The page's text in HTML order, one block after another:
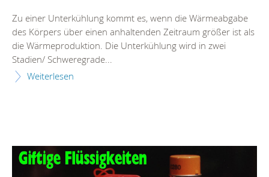
Zu einer Unterkühlung kommt es, wenn die Wärmeabgabe
des Körpers über einen anhaltenden Zeitraum größer ist als
die Wärmeproduktion. Die Unterkühlung wird in zwei
Stadien/ Schweregrade...
Weiterlesen